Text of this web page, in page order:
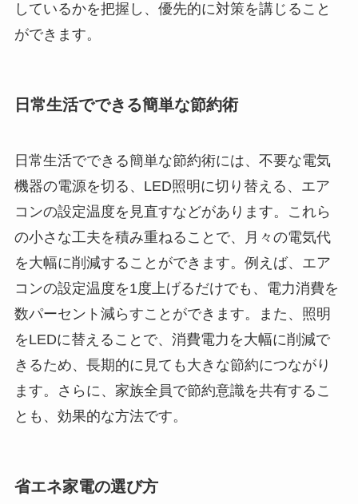
しているかを把握し、優先的に対策を講じること
ができます。
日常生活でできる簡単な節約術
日常生活でできる簡単な節約術には、不要な電気
機器の電源を切る、LED照明に切り替える、エア
コンの設定温度を見直すなどがあります。これら
の小さな工夫を積み重ねることで、月々の電気代
を大幅に削減することができます。例えば、エア
コンの設定温度を1度上げるだけでも、電力消費を
数パーセント減らすことができます。また、照明
をLEDに替えることで、消費電力を大幅に削減で
きるため、長期的に見ても大きな節約につながり
ます。さらに、家族全員で節約意識を共有するこ
とも、効果的な方法です。
省エネ家電の選び方